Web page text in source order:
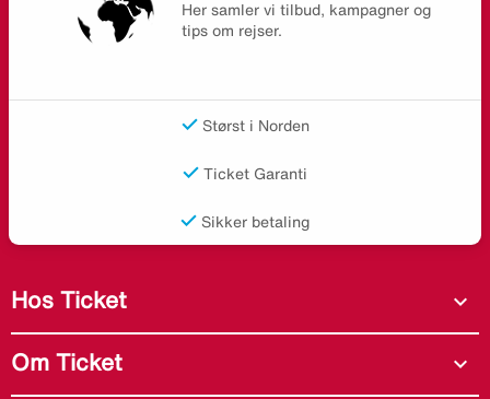
Her samler vi tilbud, kampagner og
tips om rejser.
Størst i Norden
Ticket Garanti
Sikker betaling
Hos Ticket expand_more
Om Ticket expand_more